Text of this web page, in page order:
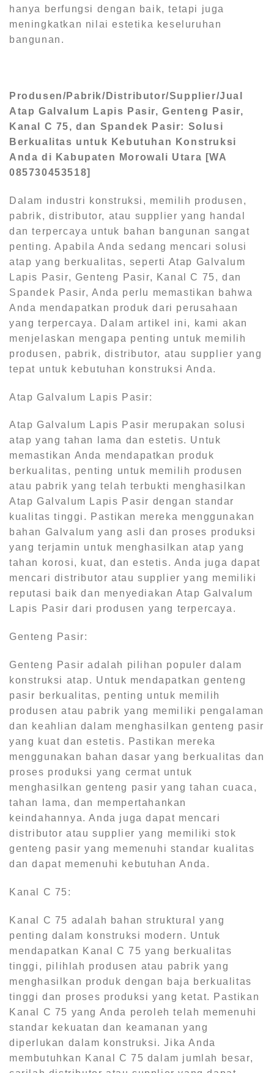
hanya berfungsi dengan baik, tetapi juga
meningkatkan nilai estetika keseluruhan
bangunan.
Produsen/Pabrik/Distributor/Supplier/Jual
Atap Galvalum Lapis Pasir, Genteng Pasir,
Kanal C 75, dan Spandek Pasir: Solusi
Berkualitas untuk Kebutuhan Konstruksi
Anda di Kabupaten Morowali Utara [WA
085730453518]
Dalam industri konstruksi, memilih produsen,
pabrik, distributor, atau supplier yang handal
dan terpercaya untuk bahan bangunan sangat
penting. Apabila Anda sedang mencari solusi
atap yang berkualitas, seperti Atap Galvalum
Lapis Pasir, Genteng Pasir, Kanal C 75, dan
Spandek Pasir, Anda perlu memastikan bahwa
Anda mendapatkan produk dari perusahaan
yang terpercaya. Dalam artikel ini, kami akan
menjelaskan mengapa penting untuk memilih
produsen, pabrik, distributor, atau supplier yang
tepat untuk kebutuhan konstruksi Anda.
Atap Galvalum Lapis Pasir:
Atap Galvalum Lapis Pasir merupakan solusi
atap yang tahan lama dan estetis. Untuk
memastikan Anda mendapatkan produk
berkualitas, penting untuk memilih produsen
atau pabrik yang telah terbukti menghasilkan
Atap Galvalum Lapis Pasir dengan standar
kualitas tinggi. Pastikan mereka menggunakan
bahan Galvalum yang asli dan proses produksi
yang terjamin untuk menghasilkan atap yang
tahan korosi, kuat, dan estetis. Anda juga dapat
mencari distributor atau supplier yang memiliki
reputasi baik dan menyediakan Atap Galvalum
Lapis Pasir dari produsen yang terpercaya.
Genteng Pasir:
Genteng Pasir adalah pilihan populer dalam
konstruksi atap. Untuk mendapatkan genteng
pasir berkualitas, penting untuk memilih
produsen atau pabrik yang memiliki pengalaman
dan keahlian dalam menghasilkan genteng pasir
yang kuat dan estetis. Pastikan mereka
menggunakan bahan dasar yang berkualitas dan
proses produksi yang cermat untuk
menghasilkan genteng pasir yang tahan cuaca,
tahan lama, dan mempertahankan
keindahannya. Anda juga dapat mencari
distributor atau supplier yang memiliki stok
genteng pasir yang memenuhi standar kualitas
dan dapat memenuhi kebutuhan Anda.
Kanal C 75:
Kanal C 75 adalah bahan struktural yang
penting dalam konstruksi modern. Untuk
mendapatkan Kanal C 75 yang berkualitas
tinggi, pilihlah produsen atau pabrik yang
menghasilkan produk dengan baja berkualitas
tinggi dan proses produksi yang ketat. Pastikan
Kanal C 75 yang Anda peroleh telah memenuhi
standar kekuatan dan keamanan yang
diperlukan dalam konstruksi. Jika Anda
membutuhkan Kanal C 75 dalam jumlah besar,